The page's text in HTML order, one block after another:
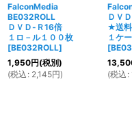
FalconMedia
BE032ROLL
ＤＶＤ-Ｒ16倍
１ロ－ル１００枚
[BE032ROLL]
1,950円(税別)
(税込 : 2,145円)
ＤＶ
★送
１ケ
[
(税込 :